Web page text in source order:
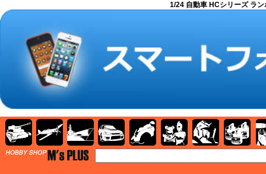
1/24 自動車 HCシリーズ ラ
AFV 飛行機 艦船 自動車 バイク キャラクターガンダム 塗料